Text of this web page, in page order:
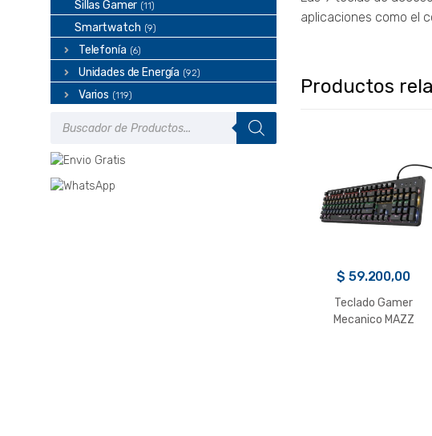
aplicaciones como el
Productos
$ 59.200,00
Teclado Gamer
Mecanico MAZZ
Sillas Gamer (11)
Smartwatch (9)
Telefonía (6)
Unidades de Energía (92)
Varios (119)
de